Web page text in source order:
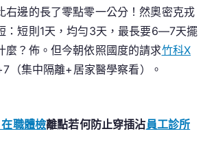
右邊的長了零點零一公分！然奧密克戎
：短則1天，均勻3天，最長要6—7天擺
麼？佈。但今朝依照國度的請求竹科X
（集中隔離+居家醫學察看）。
職體檢離點若何防止穿插沾員工診所